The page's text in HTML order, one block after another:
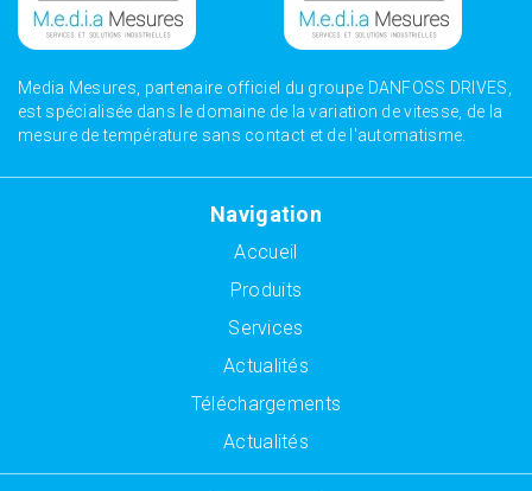
Media Mesures, partenaire officiel du groupe DANFOSS DRIVES,
est spécialisée dans le domaine de la variation de vitesse, de la
mesure de température sans contact et de l'automatisme.
Navigation
Accueil
Produits
Services
Actualités
Téléchargements
Actualités